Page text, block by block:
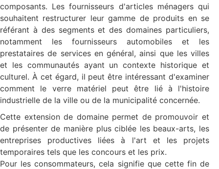
composants. Les fournisseurs d'articles ménagers qui
souhaitent restructurer leur gamme de produits en se
référant à des segments et des domaines particuliers,
notamment les fournisseurs automobiles et les
prestataires de services en général, ainsi que les villes
et les communautés ayant un contexte historique et
culturel. À cet égard, il peut être intéressant d'examiner
comment le verre matériel peut être lié à l'histoire
industrielle de la ville ou de la municipalité concernée.
Cette extension de domaine permet de promouvoir et
de présenter de manière plus ciblée les beaux-arts, les
entreprises productives liées à l'art et les projets
temporaires tels que les concours et les prix.
Pour les consommateurs, cela signifie que cette fin de